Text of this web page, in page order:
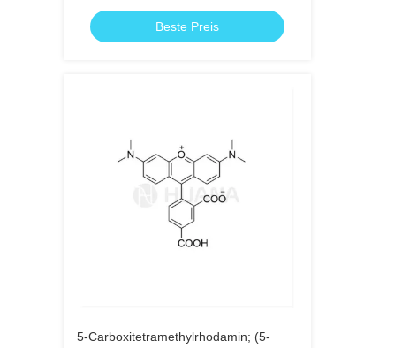
Beste Preis
5-Carboxitetramethylrhodamin; (5-